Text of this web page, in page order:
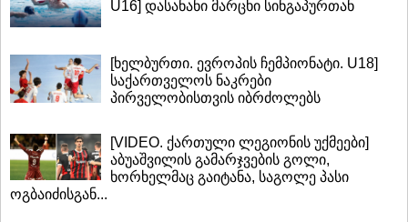
U16] დასანანი მარცხი სინგაპურთან
[ხელბურთი. ევროპის ჩემპიონატი. U18]
საქართველოს ნაკრები
პირველობისთვის იბრძოლებს
[VIDEO. ქართული ლეგიონის უქმეები]
აბუაშვილის გამარჯვების გოლი,
ხორხელმაც გაიტანა, საგოლე პასი
ოგბაიძისგან...